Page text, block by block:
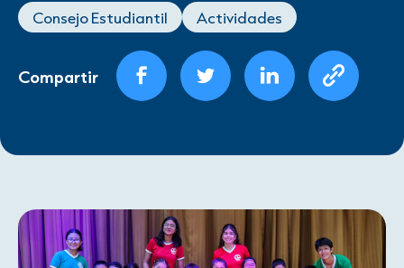
Consejo Estudiantil Actividades
Compartir